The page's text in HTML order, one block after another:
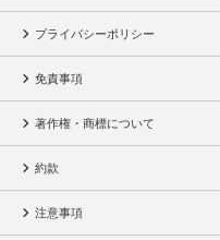
プライバシーポリシー
免責事項
著作権・商標について
約款
注意事項